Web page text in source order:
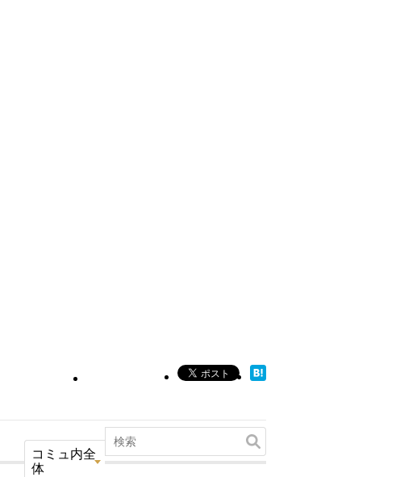
コミュ内全
体